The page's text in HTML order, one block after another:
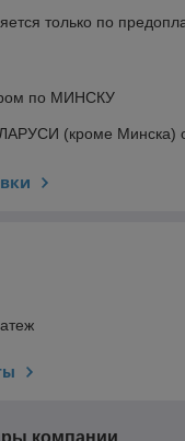
только по
по МИНСКУ
(кроме Минска)
компании